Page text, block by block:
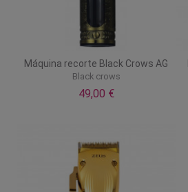
Máquina recorte Black Crows AG
Black crows
49,00 €